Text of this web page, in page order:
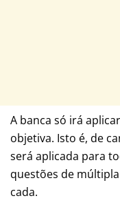
A banca só irá
objetiva. Isto é, de
será aplicada para
questões de
cada.